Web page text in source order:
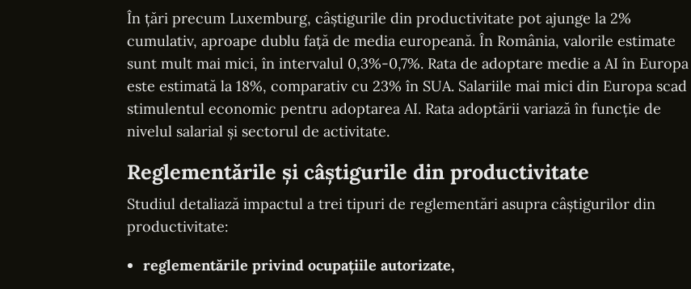
În țări precum Luxemburg, câștigurile din productivitate pot ajunge la 2%
cumulativ, aproape dublu față de media europeană. În România, valorile estimate
sunt mult mai mici, în intervalul 0,3%-0,7%. Rata de adoptare medie a AI în Europa
este estimată la 18%, comparativ cu 23% în SUA. Salariile mai mici din Europa scad
stimulentul economic pentru adoptarea AI. Rata adoptării variază în funcție de
nivelul salarial și sectorul de activitate.
Reglementările și câștigurile din productivitate
Studiul detaliază impactul a trei tipuri de reglementări asupra câștigurilor din
productivitate:
reglementările privind ocupațiile autorizate,